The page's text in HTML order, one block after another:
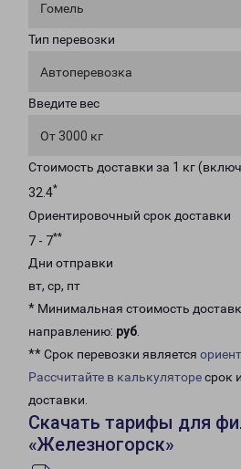
Гомель
Тип перевозки
Автоперевозка
Введите вес
От 3000 кг
Стоимость доставки за 1 кг
32.4*
Ориентировочный срок доставки
7 - 7**
Дни отправки
вт, ср, пт
* Минимальная стоимость
направлению: руб.
** Срок перевозки является
Рассчитайте в калькуляторесрок
доставки.
Скачать тарифы для
«Железногорск»